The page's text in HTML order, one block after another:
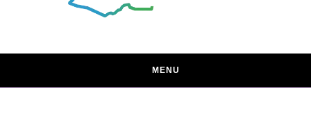
MENU